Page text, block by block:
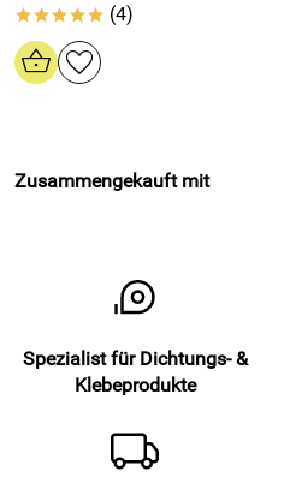
***** (4)
Zusammengekauft mit
Spezialist für Dichtungs- &
Klebeprodukte